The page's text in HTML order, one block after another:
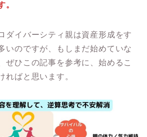
。
ダイバーシティ親は資産形成をす
いのですが、もしまだ始めていな
ぜひこの記事を参考に、始めるこ
ればと思います。